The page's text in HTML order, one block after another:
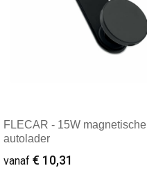
FLECAR - 15W magnetische
autolader
vanaf € 10,31